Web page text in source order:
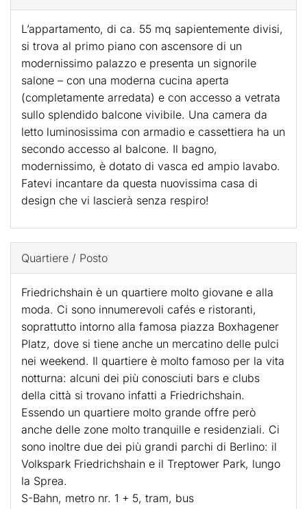
L’appartamento, di ca. 55 mq sapientemente divisi,
si trova al primo piano con ascensore di un
modernissimo palazzo e presenta un signorile
salone – con una moderna cucina aperta
(completamente arredata) e con accesso a vetrata
sullo splendido balcone vivibile. Una camera da
letto luminosissima con armadio e cassettiera ha un
secondo accesso al balcone. Il bagno,
modernissimo, è dotato di vasca ed ampio lavabo.
Fatevi incantare da questa nuovissima casa di
design che vi lascierà senza respiro!
Quartiere / Posto
Friedrichshain è un quartiere molto giovane e alla
moda. Ci sono innumerevoli cafés e ristoranti,
soprattutto intorno alla famosa piazza Boxhagener
Platz, dove si tiene anche un mercatino delle pulci
nei weekend. Il quartiere è molto famoso per la vita
notturna: alcuni dei più conosciuti bars e clubs
della città si trovano infatti a Friedrichshain.
Essendo un quartiere molto grande offre però
anche delle zone molto tranquille e residenziali. Ci
sono inoltre due dei più grandi parchi di Berlino: il
Volkspark Friedrichshain e il Treptower Park, lungo
la Sprea.
S-Bahn, metro nr. 1 + 5, tram, bus